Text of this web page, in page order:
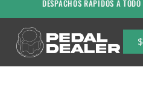
DESPACHOS RAPIDOS A
$